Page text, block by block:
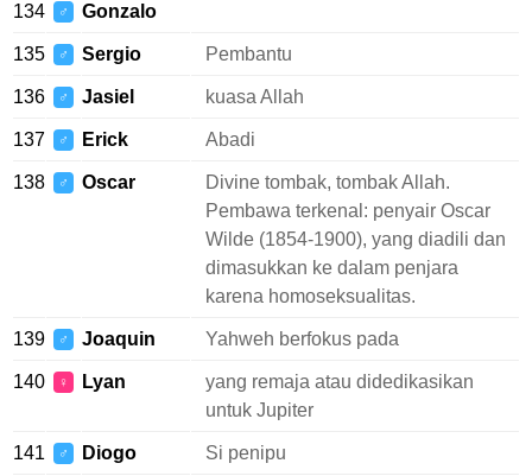
134 ♂ Gonzalo
135 ♂ Sergio Pembantu
136 ♂ Jasiel kuasa Allah
137 ♂ Erick Abadi
138 ♂ Oscar
Divine tombak, tombak Allah.
Pembawa terkenal: penyair Oscar
Wilde (1854-1900), yang diadili dan
dimasukkan ke dalam penjara
karena homoseksualitas.
139 ♂ Joaquin Yahweh berfokus pada
140 ♀ Lyan
yang remaja atau didedikasikan
untuk Jupiter
141 ♂ Diogo Si penipu